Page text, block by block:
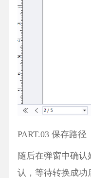
PART.03 保存路径
随后在弹窗中确
认，等待转换成功